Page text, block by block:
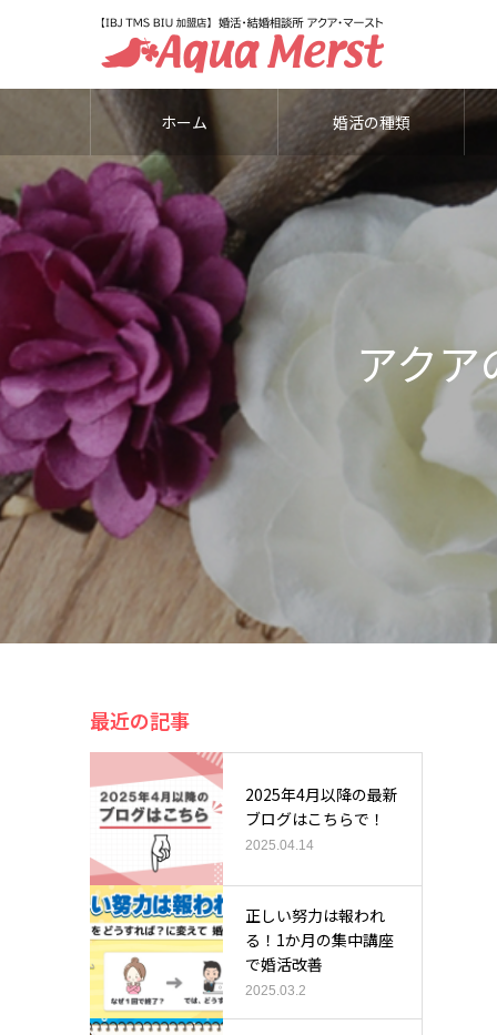
ホーム 婚活の種類
アク
最近の記事
2025年4月以降の最新
ブログはこちらで！
2025.04.14
正しい努力は報われ
る！1か月の集中講座
で婚活改善
2025.03.2